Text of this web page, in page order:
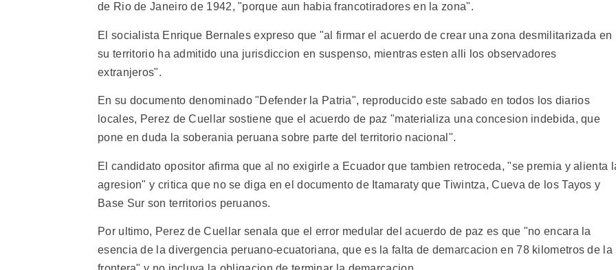
de Rio de Janeiro de 1942, "porque aun habia francotiradores en la zona".
El socialista Enrique Bernales expreso que "al firmar el acuerdo de crear una zona desmilitarizada en
su territorio ha admitido una jurisdiccion en suspenso, mientras esten alli los observadores
extranjeros".
En su documento denominado "Defender la Patria", reproducido este sabado en todos los diarios
locales, Perez de Cuellar sostiene que el acuerdo de paz "materializa una concesion indebida, que
pone en duda la soberania peruana sobre parte del territorio nacional".
El candidato opositor afirma que al no exigirle a Ecuador que tambien retroceda, "se premia y alienta
agresion" y critica que no se diga en el documento de Itamaraty que Tiwintza, Cueva de los Tayos y
Base Sur son territorios peruanos.
Por ultimo, Perez de Cuellar senala que el error medular del acuerdo de paz es que "no encara la
esencia de la divergencia peruano-ecuatoriana, que es la falta de demarcacion en 78 kilometros de la